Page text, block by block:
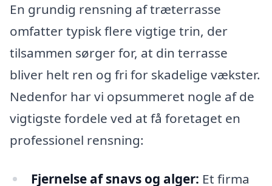
En grundig rensning af træterrasse
omfatter typisk flere vigtige trin, der
tilsammen sørger for, at din terrasse
bliver helt ren og fri for skadelige vækster.
Nedenfor har vi opsummeret nogle af de
vigtigste fordele ved at få foretaget en
professionel rensning:
Fjernelse af snavs og alger: Et firma